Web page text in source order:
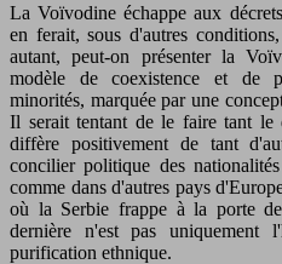
La Voïvodine échappe aux
en ferait, sous d'autres
autant, peut-on présenter la
modèle de coexistence et de
minorités, marquée par une
Il serait tentant de le faire tant
diffère positivement de tant
concilier politique des
comme dans d'autres pays
où la Serbie frappe à la porte
dernière n'est pas uniquement
purification ethnique.